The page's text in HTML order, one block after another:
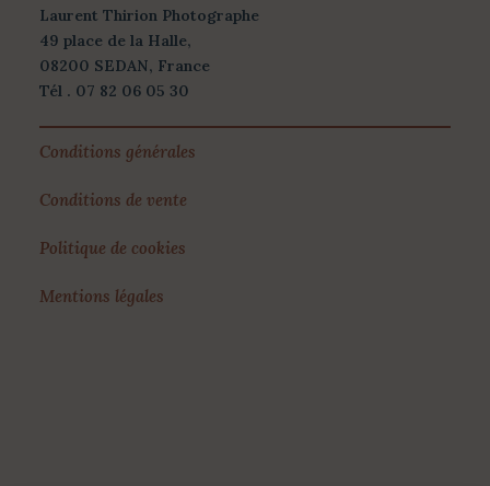
Laurent Thirion Photographe
49 place de la Halle,
08200 SEDAN, France
Tél . 07 82 06 05 30
Conditions générales
Conditions de vente
Politique de cookies
Mentions légales